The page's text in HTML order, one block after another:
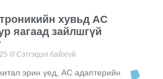
хувьд АС
яагаад зайлшгүй
Сэтгэгдэл байхгүй
эрин үед, АС адаптерийн